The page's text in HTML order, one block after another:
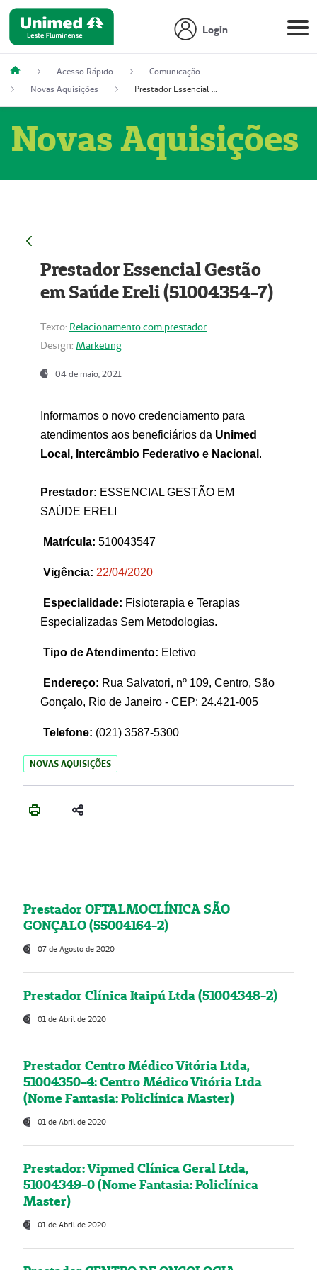
Login
Acesso Rápido
Comunicação
Novas Aquisições
Prestador Essencial Gestão em Saúde Ereli (51004354-7)
Novas Aquisições
Prestador Essencial Gestão
em Saúde Ereli (51004354-7)
Texto: Relacionamento com prestador
Design: Marketing
04 de maio, 2021
Informamos o novo credenciamento para
atendimentos aos beneficiários da Unimed
Local, Intercâmbio Federativo e Nacional .
Prestador: ESSENCIAL GESTÃO EM
SAÚDE ERELI
Matrícula: 510043547
Vigência: 22/04/2020
Especialidade: Fisioterapia e Terapias
Especializadas Sem Metodologias.
Tipo de Atendimento: Eletivo
Endereço: Rua Salvatori, nº 109, Centro, São
Gonçalo, Rio de Janeiro - CEP: 24.421-005
Telefone: (021) 3587-5300
NOVAS AQUISIÇÕES
Prestador OFTALMOCLÍNICA SÃO
GONÇALO (55004164-2)
07 de Agosto de 2020
Prestador Clínica Itaipú Ltda (51004348-2)
01 de Abril de 2020
Prestador Centro Médico Vitória Ltda,
51004350-4: Centro Médico Vitória Ltda
(Nome Fantasia: Policlínica Master)
01 de Abril de 2020
Prestador: Vipmed Clínica Geral Ltda,
51004349-0 (Nome Fantasia: Policlínica
Master)
01 de Abril de 2020